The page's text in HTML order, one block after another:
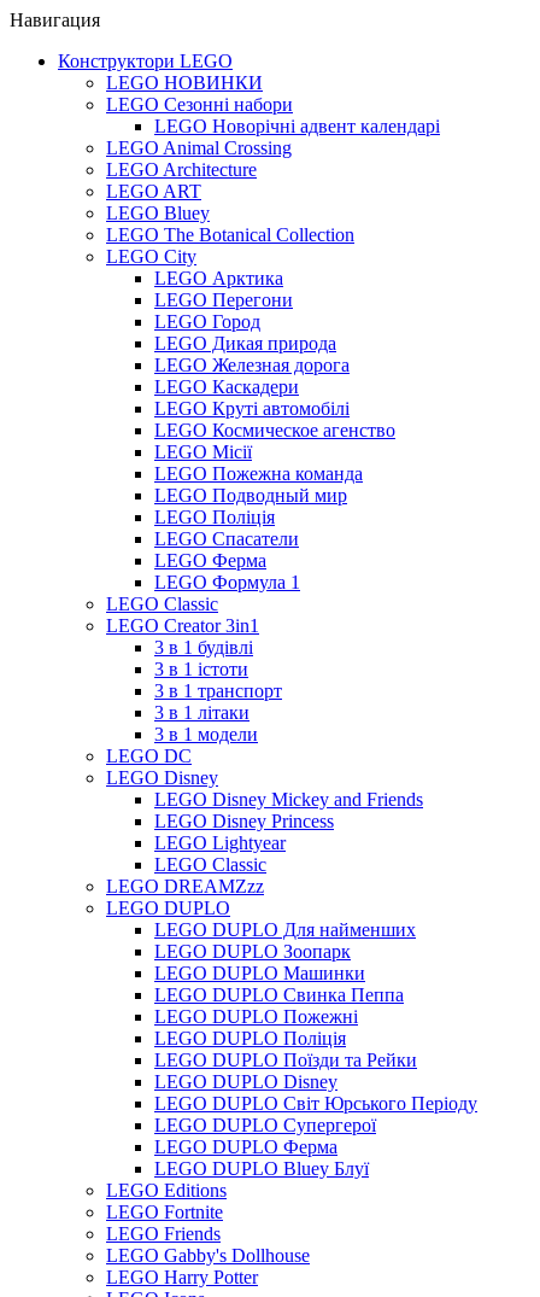
Навигация
Конструктори LEGO
LEGO НОВИНКИ
LEGO Сезонні набори
LEGO Новорічні адвент календарі
LEGO Animal Crossing
LEGO Architecture
LEGO ART
LEGO Bluey
LEGO The Botanical Collection
LEGO City
LEGO Арктика
LEGO Перегони
LEGO Город
LEGO Дикая природа
LEGO Железная дорога
LEGO Каскадери
LEGO Круті автомобілі
LEGO Космическое агенство
LEGO Місії
LEGO Пожежна команда
LEGO Подводный мир
LEGO Поліція
LEGO Спасатели
LEGO Ферма
LEGO Формула 1
LEGO Classic
LEGO Creator 3in1
3 в 1 будівлі
3 в 1 істоти
3 в 1 транспорт
3 в 1 літаки
3 в 1 модели
LEGO DC
LEGO Disney
LEGO Disney Mickey and Friends
LEGO Disney Princess
LEGO Lightyear
LEGO Classic
LEGO DREAMZzz
LEGO DUPLO
LEGO DUPLO Для найменших
LEGO DUPLO Зоопарк
LEGO DUPLO Машинки
LEGO DUPLO Свинка Пеппа
LEGO DUPLO Пожежні
LEGO DUPLO Поліція
LEGO DUPLO Поїзди та Рейки
LEGO DUPLO Disney
LEGO DUPLO Світ Юрського Періоду
LEGO DUPLO Супергерої
LEGO DUPLO Ферма
LEGO DUPLO Bluey Блуї
LEGO Editions
LEGO Fortnite
LEGO Friends
LEGO Gabby's Dollhouse
LEGO Harry Potter